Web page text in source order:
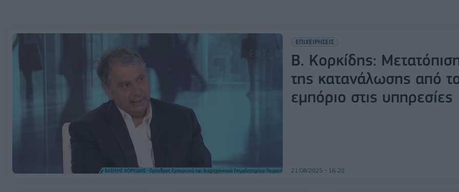
ΕΠΙΧΕΙΡΗΣΕΙΣ
Β. Κορκίδης:
της κατανάλωσης από
εμπόριο στις υπηρεσίες
21/08/2025 - 16:20